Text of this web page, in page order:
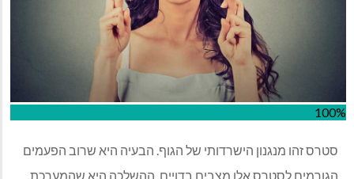
100%
סטרס זהו מנגנון הישרדותי של הגוף. הבעיה היא שרוב הפעמים
הגורמים לסטרס אלו מצבים בדויים. ההשלכה היא שהמערכת